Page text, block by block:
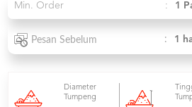
Min. Order : 1
Pesan Sebelum : 1
Diameter
Tumpeng